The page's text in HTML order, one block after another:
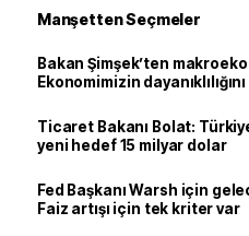
Manşetten Seçmeler
Bakan Şimşek’ten
Ekonomimizin
Ticaret Bakanı Bolat:
yeni hedef 15 milyar dolar
Fed Başkanı Warsh için
Faiz artışı için tek kriter var